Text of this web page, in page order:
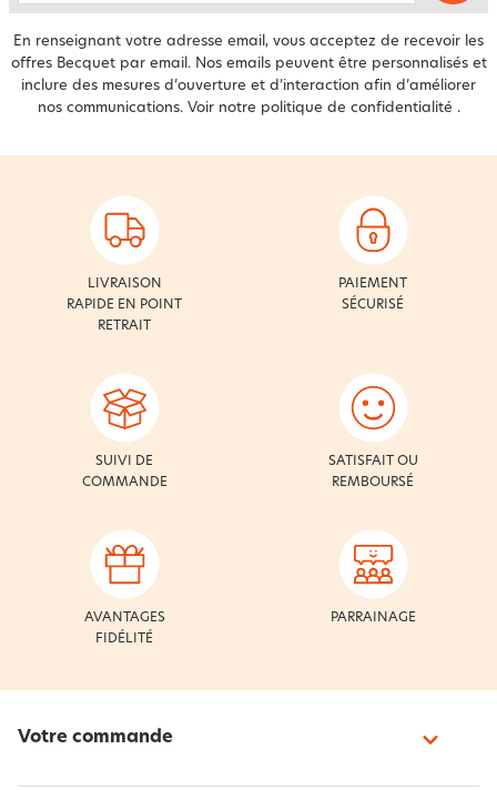
En renseignant votre adresse email, vous acceptez de recevoir les
offres Becquet par email. Nos emails peuvent être personnalisés et
inclure des mesures d’ouverture et d’interaction afin d’améliorer
nos communications. Voir notre politique de confidentialité .
LIVRAISON
RAPIDE EN POINT
RETRAIT
PAIEMENT
SÉCURISÉ
SUIVI DE
COMMANDE
SATISFAIT OU
REMBOURSÉ
AVANTAGES
FIDÉLITÉ
PARRAINAGE
Votre commande